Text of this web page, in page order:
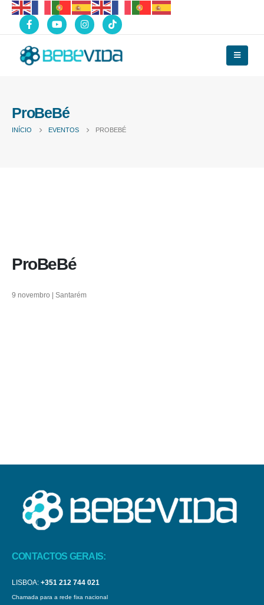
ProBeBé
INÍCIO EVENTOS PROBEBÉ
ProBeBé
9 novembro | Santarém
CONTACTOS GERAIS:
LISBOA: +351 212 744 021
Chamada para a rede fixa nacional